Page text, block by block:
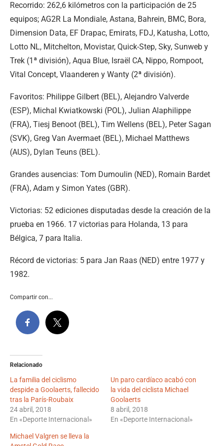
Recorrido: 262,6 kilómetros con la participación de 25
equipos; AG2R La Mondiale, Astana, Bahrein, BMC, Bora,
Dimension Data, EF Drapac, Emirats, FDJ, Katusha, Lotto,
Lotto NL, Mitchelton, Movistar, Quick-Step, Sky, Sunweb y
Trek (1ª división), Aqua Blue, Israël CA, Nippo, Rompoot,
Vital Concept, Vlaanderen y Wanty (2ª división).
Favoritos: Philippe Gilbert (BEL), Alejandro Valverde
(ESP), Michal Kwiatkowski (POL), Julian Alaphilippe
(FRA), Tiesj Benoot (BEL), Tim Wellens (BEL), Peter Sagan
(SVK), Greg Van Avermaet (BEL), Michael Matthews
(AUS), Dylan Teuns (BEL).
Grandes ausencias: Tom Dumoulin (NED), Romain Bardet
(FRA), Adam y Simon Yates (GBR).
Victorias: 52 ediciones disputadas desde la creación de la
prueba en 1966. 17 victorias para Holanda, 13 para
Bélgica, 7 para Italia.
Récord de victorias: 5 para Jan Raas (NED) entre 1977 y
1982.
Compartir con...
Relacionado
La familia del ciclismo
despide a Goolaerts, fallecido
tras la París-Roubaix
24 abril, 2018
En «Deporte Internacional»
Un paro cardíaco acabó con
la vida del ciclista Michael
Goolaerts
8 abril, 2018
En «Deporte Internacional»
Michael Valgren se lleva la